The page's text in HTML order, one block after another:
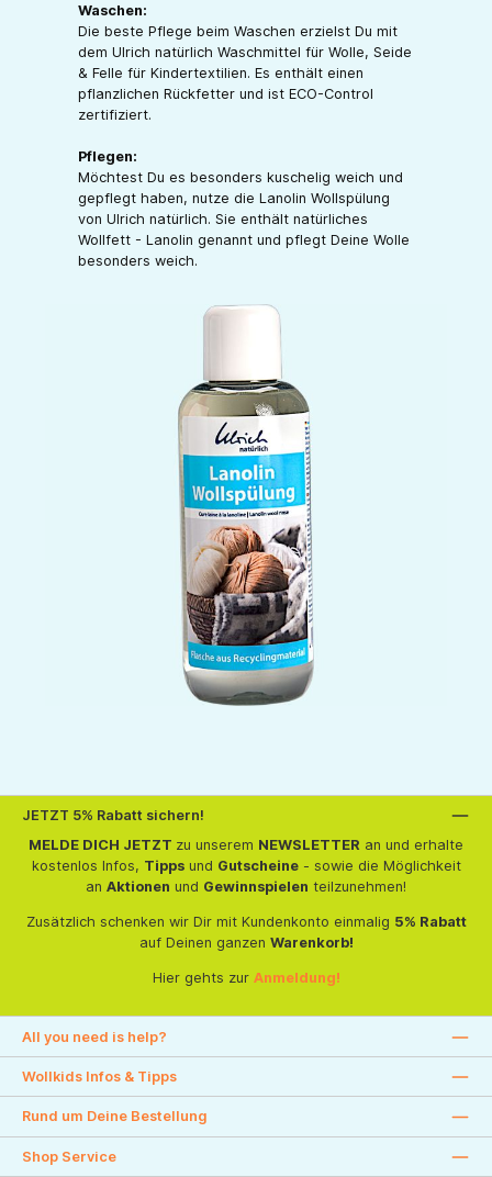
Waschen:
Die beste Pflege beim Waschen erzielst Du mit
dem Ulrich natürlich Waschmittel für Wolle, Seide
& Felle für Kindertextilien. Es enthält einen
pflanzlichen Rückfetter und ist ECO-Control
zertifiziert.
Pflegen:
Möchtest Du es besonders kuschelig weich und
gepflegt haben, nutze die Lanolin Wollspülung
von Ulrich natürlich. Sie enthält natürliches
Wollfett - Lanolin genannt und pflegt Deine Wolle
besonders weich.
JETZT 5% Rabatt sichern!
MELDE DICH JETZT zu unserem NEWSLETTER an und erhalte
kostenlos Infos, Tippsund Gutscheine- sowie die Möglichkeit
an Aktionen und Gewinnspielen teilzunehmen!
Zusätzlich schenken wir Dir mit Kundenkonto einmalig 5% Rabatt
auf Deinen ganzen Warenkorb!
Hier gehts zur Anmeldung!
All you need is help?
Wollkids Infos & Tipps
Rund um Deine Bestellung
Shop Service